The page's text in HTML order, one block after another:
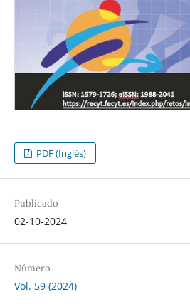
PDF (Inglés)
Publicado
02-10-2024
Número
Vol. 59 (2024)